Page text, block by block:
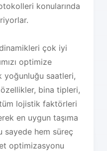
konularında
çok iyi
optimize
yoğunluğu saatleri,
bina tipleri,
lojistik faktörleri
en uygun taşıma
sayede hem süreç
optimizasyonu